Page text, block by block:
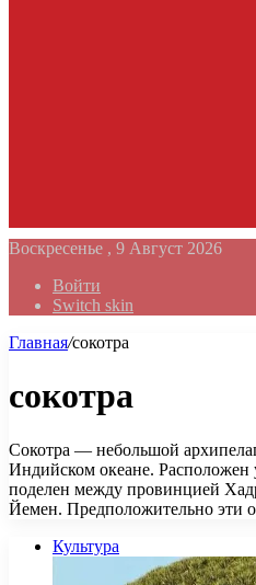
Воскресенье , 9 Август 2026
Войти
Switch skin
Главная/сокотра
сокотра
Сокотра — небольшой
Индийском океане. Расположен
поделен между провинцией
Йемен. Предположительно эти
Культура